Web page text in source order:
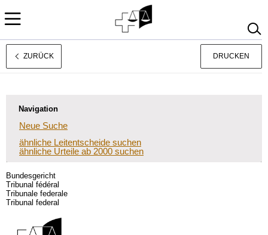
Français
ZURÜCK DRUCKEN
Navigation
Neue Suche
ähnliche Leitentscheide suchen
ähnliche Urteile ab 2000 suchen
Bundesgericht
Tribunal fédéral
Tribunale federale
Tribunal federal